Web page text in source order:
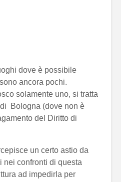
dove è possibile
ancora pochi.
solamente uno, si tratta
Bologna (dove non è
del Diritto di
un certo astio da
nei confronti di questa
ad impedirla per